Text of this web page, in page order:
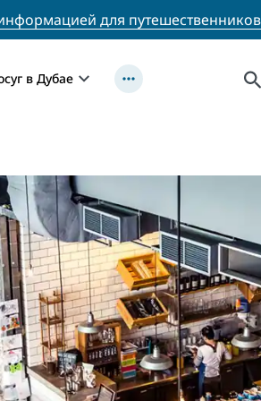
для путешественников
в Дубае